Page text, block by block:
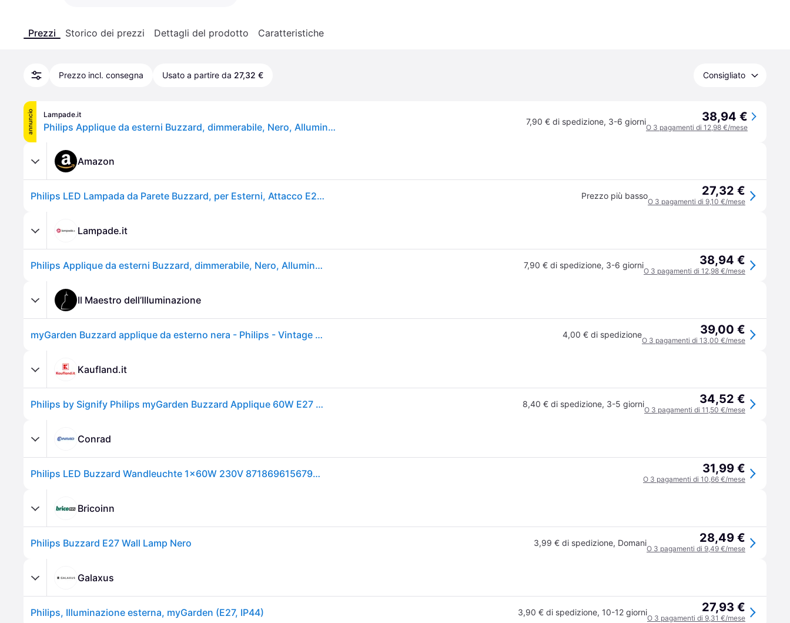
Prezzi Storico dei prezzi Dettagli del prodotto Caratteristiche
Prezzo incl. consegna Usato a partire da 27,32 € Consigliato
annuncio Lampade.it
Philips Applique da esterni Buzzard, dimmerabile, Nero, Alluminio, Vintage, Applique da esterni 7,90 € di spedizione, 3-6 giorni 38,94 €
O 3 pagamenti di 12,98 €/mese
Amazon
Philips LED Lampada da Parete Buzzard, per Esterni, Attacco E27, Nero Prezzo più basso 27,32 €
O 3 pagamenti di 9,10 €/mese
Lampade.it
Philips Applique da esterni Buzzard, dimmerabile, Nero, Alluminio, Vintage, Applique da esterni 7,90 € di spedizione, 3-6 giorni 38,94 €
O 3 pagamenti di 12,98 €/mese
Il Maestro dell’Illuminazione
myGarden Buzzard applique da esterno nera - Philips - Vintage - Metallo - Singola lampadina 4,00 € di spedizione 39,00 €
O 3 pagamenti di 13,00 €/mese
Kaufland.it
Philips by Signify Philips myGarden Buzzard Applique 60W E27 Senza lampadina 8,40 € di spedizione, 3-5 giorni 34,52 €
O 3 pagamenti di 11,50 €/mese
Conrad
Philips LED Buzzard Wandleuchte 1x60W 230V 8718696156797 Lampada da parete Lampada ad incandescenza E27 Nero 31,99 €
O 3 pagamenti di 10,66 €/mese
Bricoinn
Philips Buzzard E27 Wall Lamp Nero 3,99 € di spedizione, Domani 28,49 €
O 3 pagamenti di 9,49 €/mese
Galaxus
Philips, Illuminazione esterna, myGarden (E27, IP44) 3,90 € di spedizione, 10-12 giorni 27,93 €
O 3 pagamenti di 9,31 €/mese